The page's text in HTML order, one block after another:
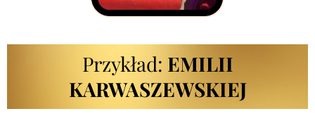
Przykład: EMILII
KARWASZEWSKIEJ